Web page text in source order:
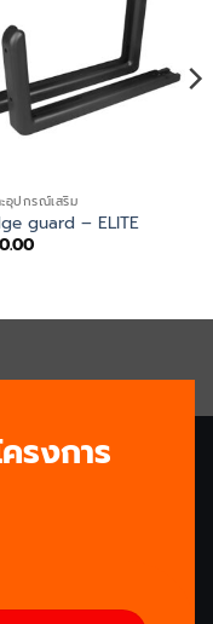
ะอุปกรณ์เสริม
guard – ELITE
รงการ